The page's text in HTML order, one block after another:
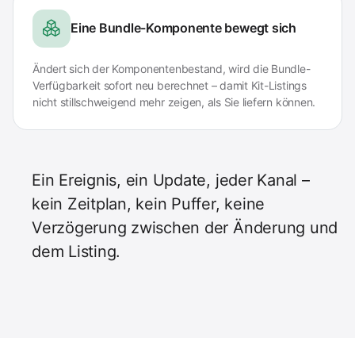
Eine Bundle-Komponente bewegt sich
Ändert sich der Komponentenbestand, wird die Bundle-
Verfügbarkeit sofort neu berechnet – damit Kit-Listings
nicht stillschweigend mehr zeigen, als Sie liefern können.
Ein Ereignis, ein Update, jeder Kanal –
kein Zeitplan, kein Puffer, keine
Verzögerung zwischen der Änderung und
dem Listing.